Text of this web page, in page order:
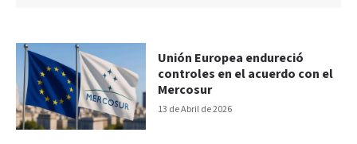
13 de Abril de 2026
Unión Europea endureció
controles en el acuerdo con el
Mercosur